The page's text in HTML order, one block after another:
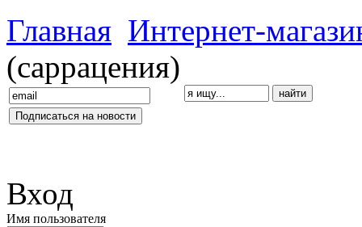
Главная Интернет-
(саррацения)
Вход
Имя пользователя